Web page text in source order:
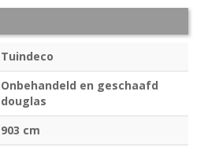
Tuindeco
Onbehandeld en geschaafd
douglas
903 cm